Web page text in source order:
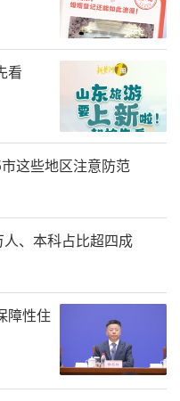
珠海市美术家协会第六届名
织机构任职名单
排序）
看
这些地区注意防范
、本科占比超四成
障性住